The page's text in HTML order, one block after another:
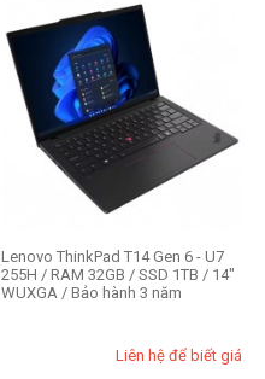
Lenovo ThinkPad T14 Gen 6 - U7
255H / RAM 32GB / SSD 1TB / 14"
WUXGA / Bảo hành 3 năm
Liên hệ để biết giá